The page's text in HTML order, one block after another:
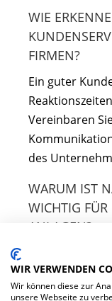
WIE
FIRMEN?
Ein guter
Vereinbaren
des
WARUM IST
WICHTIG FÜR
ANLAGEN?
Werterhaltung
WIR VERWENDEN
Wir können diese zur
unsere Webseite zu